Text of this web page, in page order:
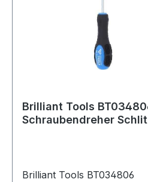
Brilliant Tools BT034806
Schraubendreher
Brilliant Tools BT034806